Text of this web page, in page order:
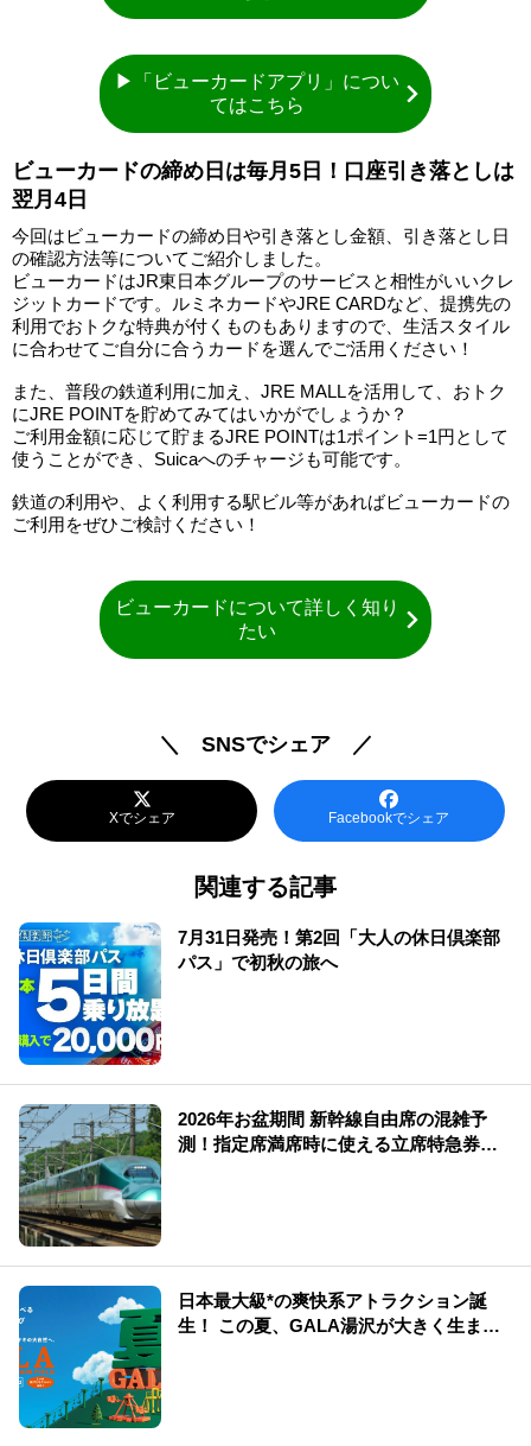
▶「ビューカードアプリ」につい
てはこちら
ビューカードの締め日は毎月5日！口座引き落としは
翌月4日
今回はビューカードの締め日や引き落とし金額、引き落とし日
の確認方法等についてご紹介しました。
ビューカードはJR東日本グループのサービスと相性がいいクレ
ジットカードです。ルミネカードやJRE CARDなど、提携先の
利用でおトクな特典が付くものもありますので、生活スタイル
に合わせてご自分に合うカードを選んでご活用ください！
また、普段の鉄道利用に加え、JRE MALLを活用して、おトク
にJRE POINTを貯めてみてはいかがでしょうか？
ご利用金額に応じて貯まるJRE POINTは1ポイント=1円として
使うことができ、Suicaへのチャージも可能です。
鉄道の利用や、よく利用する駅ビル等があればビューカードの
ご利用をぜひご検討ください！
ビューカードについて詳しく知り
たい
＼ SNSでシェア ／
Xでシェア Facebookでシェア
関連する記事
7月31日発売！第2回「大人の休日倶楽部
パス」で初秋の旅へ
2026年お盆期間 新幹線自由席の混雑予
測！指定席満席時に使える立席特急券も
日本最大級*の爽快系アトラクション誕
生！ この夏、GALA湯沢が大きく生まれ